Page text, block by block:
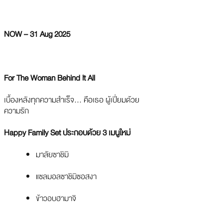
NOW – 31 Aug 2025
For The Woman Behind It All
เบื้องหลังทุกความสำเร็จ… คือเธอ ผู้เปี่ยมด้วย
ความรัก
Happy Family Set ประกอบด้วย 3 เมนูใหม่
มาลัยซาชิมิ
แซลมอลซาชิมิซอสงา
ข้าวอบฮามาจิ